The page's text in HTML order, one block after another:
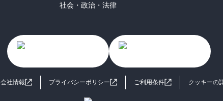
社会・政治・法律
会社情報 プライバシーポリシー ご利用条件 クッキーの